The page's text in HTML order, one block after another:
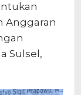
Anggaran
Sulsel,